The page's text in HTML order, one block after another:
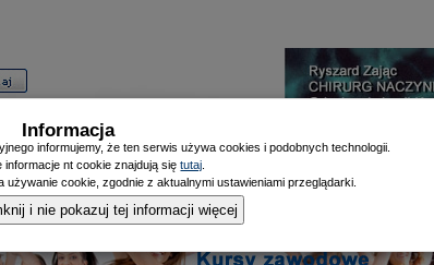
Zdrowy Mieszczanin|Doniesienia Listonosza
Informacja
informujemy, że ten serwis używa cookies i podobnych technologii.
informacje nt cookie znajdują siętutaj
cookie, zgodnie z aktualnymi ustawieniami przeglądarki.
i nie pokazuj tej informacji więcej